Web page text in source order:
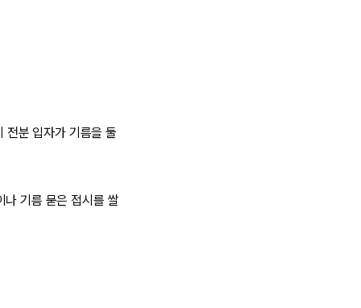
전분 입자가 기름을 둘
나 기름 묻은 접시를 쌀